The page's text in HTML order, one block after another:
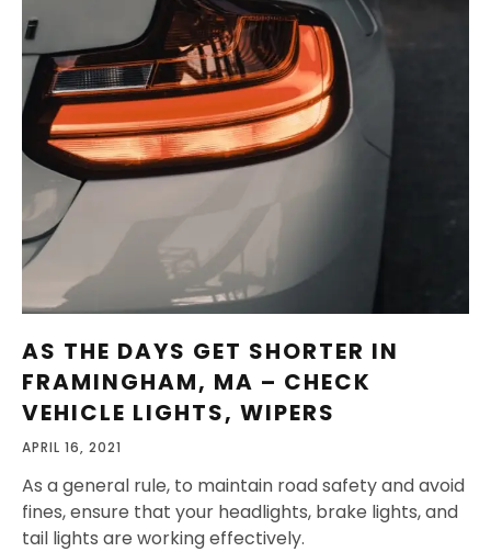
AS THE DAYS GET SHORTER IN
FRAMINGHAM, MA – CHECK
VEHICLE LIGHTS, WIPERS
APRIL 16, 2021
As a general rule, to maintain road safety and avoid
fines, ensure that your headlights, brake lights, and
tail lights are working effectively.